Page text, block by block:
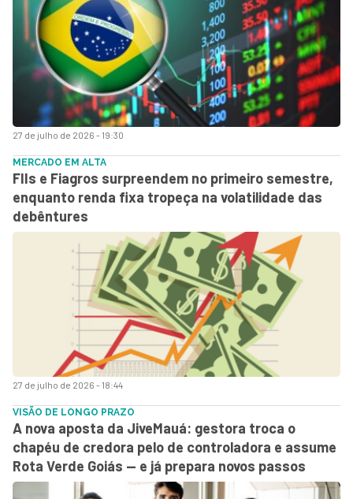
27 de julho de 2026 - 19:30
27 de julho de 2026 - 18:44
MERCADO EM ALTA
FIIs e Fiagros surpreendem no primeiro semestre,
enquanto renda fixa tropeça na volatilidade das
debêntures
VISÃO DE LONGO PRAZO
A nova aposta da JiveMauá: gestora troca o
chapéu de credora pelo de controladora e assume
Rota Verde Goiás — e já prepara novos passos